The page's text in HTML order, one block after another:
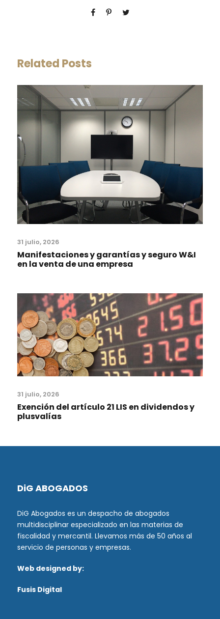
Related Posts
31 julio, 2026
Manifestaciones y garantías y seguro W&I
en la venta de una empresa
31 julio, 2026
Exención del artículo 21 LIS en dividendos y
plusvalías
DiG ABOGADOS
DiG Abogados es un despacho de abogados
multidisciplinar especializado en las materias de
fiscalidad y mercantil. Llevamos más de 50 años al
servicio de personas y empresas.
Web designed by:
Fusis Digital